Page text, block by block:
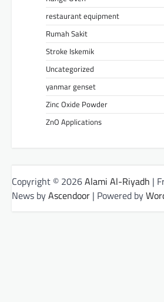
restaurant equipment
Rumah Sakit
Stroke Iskemik
Uncategorized
yanmar genset
Zinc Oxide Powder
ZnO Applications
Copyright © 2026Alami Al-Riyadh |
News byAscendoor | Powered by